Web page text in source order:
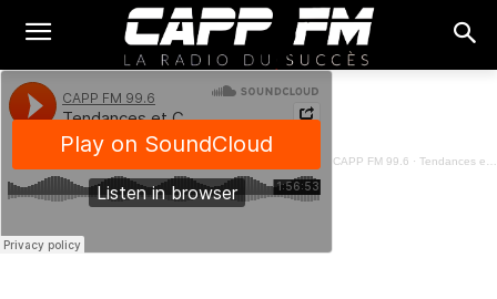
CAPP FM 99.6 · Tendances et Couleurs - 18 Mars 2023